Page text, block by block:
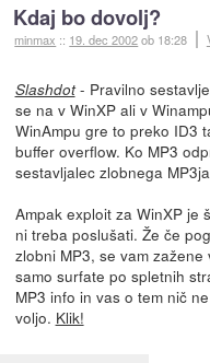
Kdaj bo dovolj?
minmax :: 19. dec 2002ob 18:28
Slashdot- Pravilno
se na v WinXP ali v
WinAmpu gre to preko ID3
buffer overflow. Ko MP3
sestavljalec zlobnega
Ampak exploit za WinXP je
ni treba poslušati. Že če
zlobni MP3, se vam
samo surfate po spletnih
MP3 info in vas o tem nič
voljo. Klik!